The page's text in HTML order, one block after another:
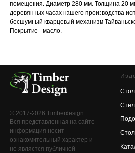
помещения. Диаметр 280 мм. Толщина 20
деревянных часах нашего производства
бесшумный кварцевый механизм
Покрытие - масло.
© 2017-2026 Timberdesign
Вся представленная на сайте
информация носит
ознакомительный характер и
не является публичной